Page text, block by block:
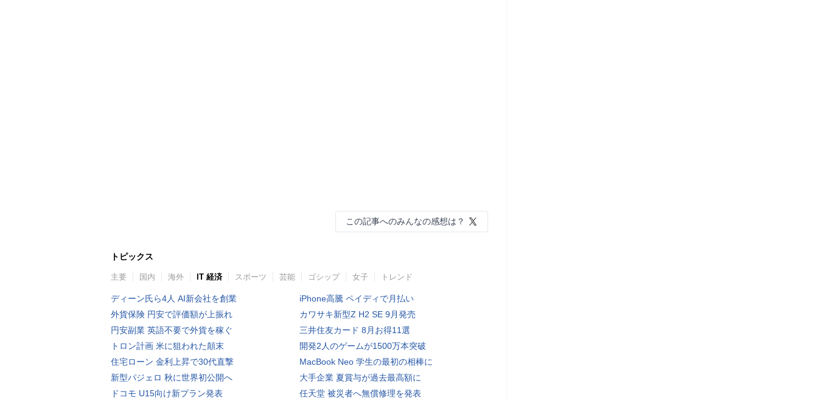
この記事へのみんなの感想は？
トピックス
主要 国内 海外 IT 経済 スポーツ 芸能 ゴシップ 女子 トレンド
ディーン氏ら4人 AI新会社を創業
外貨保険 円安で評価額が上振れ
円安副業 英語不要で外貨を稼ぐ
トロン計画 米に狙われた顛末
住宅ローン 金利上昇で30代直撃
新型パジェロ 秋に世界初公開へ
ドコモ U15向け新プラン発表
iPhone高騰 ペイディで月払い
カワサキ新型Z H2 SE 9月発売
三井住友カード 8月お得11選
開発2人のゲームが1500万本突破
MacBook Neo 学生の最初の相棒に
大手企業 夏賞与が過去最高額に
任天堂 被災者へ無償修理を発表